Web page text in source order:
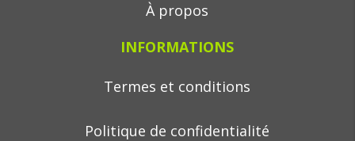
À propos
INFORMATIONS
Termes et conditions
Politique de confidentialité